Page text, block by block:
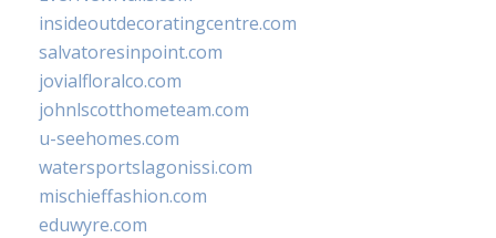
insideoutdecoratingcentre.com
salvatoresinpoint.com
jovialfloralco.com
johnlscotthometeam.com
u-seehomes.com
watersportslagonissi.com
mischieffashion.com
eduwyre.com